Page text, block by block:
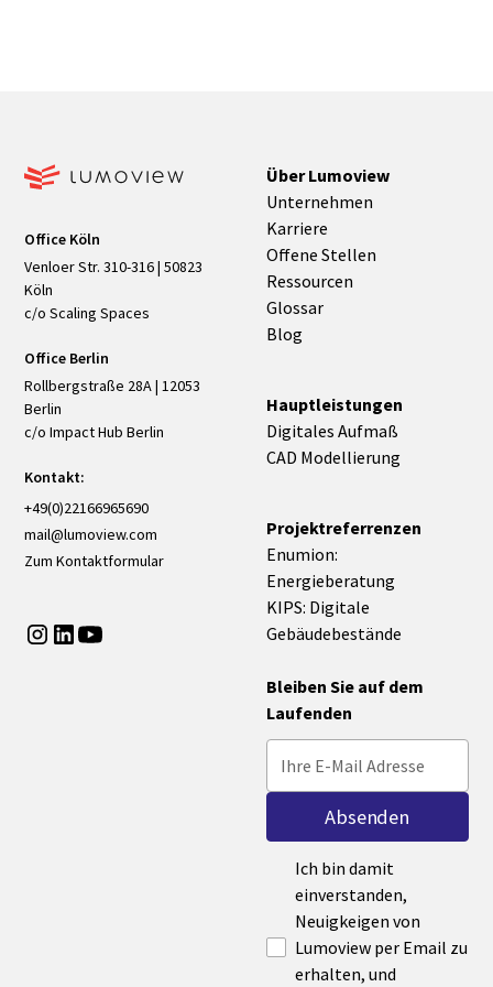
Office Köln
Venloer Str. 310-316 | 50823
Köln
c/o Scaling Spaces
Office Berlin
Rollbergstraße 28A | 12053
Berlin
c/o Impact Hub Berlin
Kontakt:
+49(0)22166965690
mail@lumoview.com
Zum Kontaktformular
Über Lumoview
Unternehmen
Karriere
Offene Stellen
Ressourcen
Glossar
Blog
Hauptleistungen
Digitales Aufmaß
CAD Modellierung
Projektreferrenzen
Enumion:
Energieberatung
KIPS: Digitale
Gebäudebestände
Bleiben Sie auf dem
Laufenden
Ich bin damit
einverstanden,
Neuigkeigen von
Lumoview per Email zu
erhalten, und